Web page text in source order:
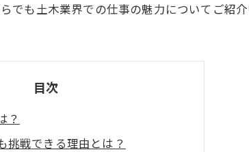
も土木業界での仕事の魅力についてご紹介
目次
？
挑戦できる理由とは？